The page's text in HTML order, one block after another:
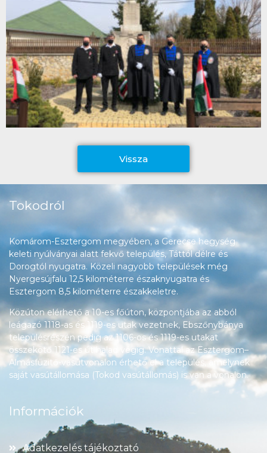
Vissza
Tokodról
Komárom-Esztergom megyében, a Gerecse hegység
keleti nyúlványai alatt fekvő település, Táttól délre és
Dorogtól nyugatra. Közeli nagyobb települések még
Nyergesújfalu 12,5 kilométerre északnyugatra és
Esztergom 8,5 kilométerre északkeletre.
Közúton elérhető a 10-es főúton, központjába az abból
leágazó 1118-as és 1119-es utak vezetnek, Ebszőnybánya
településrészén pedig az 1106-os és 1119-es utakat
összekötő 1121-es út halad végig. Vonattal az Esztergom–
Almásfüzitő-vasútvonalon érhető el a település, amelynek
saját vasútállomása (Tokod vasútállomás) is van a vonalon.
Információk
Adatkezelés tájékoztató